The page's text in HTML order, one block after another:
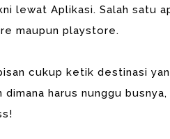
lewat Aplikasi. Salah satu
maupun playstore.
cukup ketik destinasi
harus nunggu